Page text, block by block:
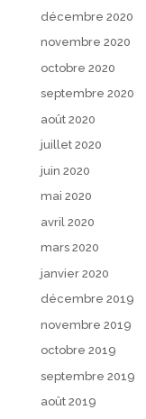
décembre 2020
novembre 2020
octobre 2020
septembre 2020
août 2020
juillet 2020
juin 2020
mai 2020
avril 2020
mars 2020
janvier 2020
décembre 2019
novembre 2019
octobre 2019
septembre 2019
août 2019